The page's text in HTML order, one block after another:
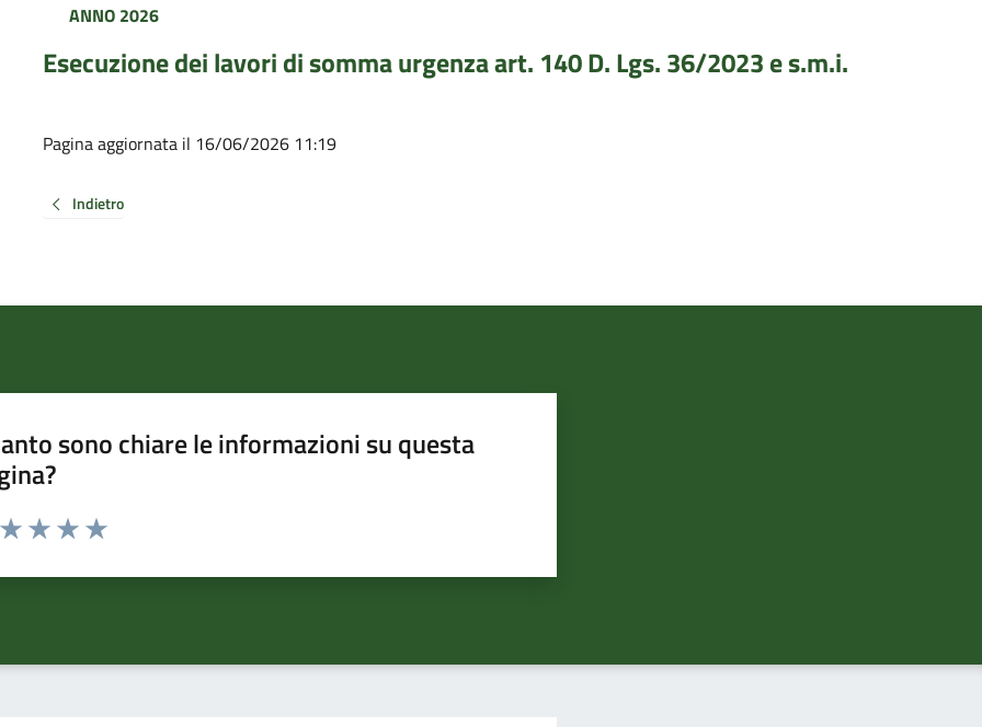
ANNO 2026
Esecuzione dei lavori di somma urgenza art. 140 D. Lgs. 36/2023 e s.m.i.
Pagina aggiornata il 16/06/2026 11:19
Indietro
sono chiare le informazioni su questa
da 1 a 5 stelle la pagina